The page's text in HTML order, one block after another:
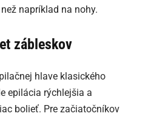
napríklad na nohy.
zábleskov
hlave klasického
epilácia rýchlejšia a
bolieť. Pre začiatočníkov